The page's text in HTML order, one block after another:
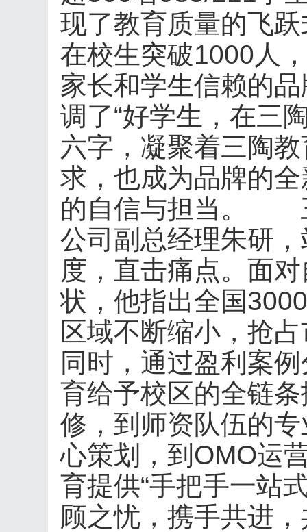
现了教育质量的飞
在校生突破1000人
家长和学生信赖的
调了“好学生，在三
六字，凝聚着三陶
求，也成为品牌的
的自信与担当。
公司副总经理朱研
度，直击痛点。面
状，他指出全国
区域不断缩小，抢
同时，通过盈利案
育给予校区的全链
修，到师资队伍的
心策划，到OMO运
育提供“手把手一站
顾之忧，携手共进